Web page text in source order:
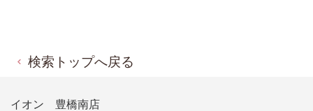
検索トップへ戻る
イオン 豊橋南店